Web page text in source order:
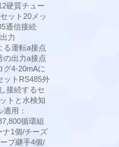
硬質チュー
ット20メッ
通信接続
⼒
る運転a接点
の出⼒a接点
グ4-20mAに
ットRS485外
接続するセ
トと⽔検知
⽤：
循環組
ナ1個/チーズ
ブ継⼿4個/